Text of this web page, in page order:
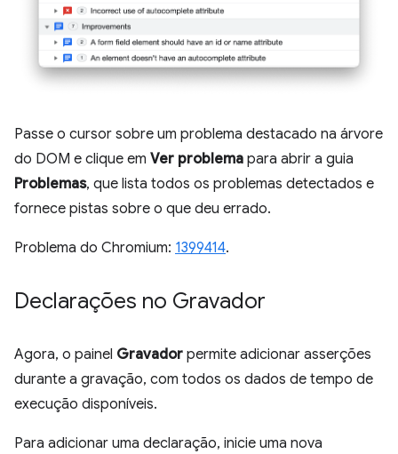
Passe o cursor sobre um problema destacado na árvore
do DOM e clique em Ver problema para abrir a guia
Problemas, que lista todos os problemas detectados e
fornece pistas sobre o que deu errado.
Problema do Chromium: 1399414.
Declarações no Gravador
Agora, o painel Gravador permite adicionar asserções
durante a gravação, com todos os dados de tempo de
execução disponíveis.
Para adicionar uma declaração, inicie uma nova